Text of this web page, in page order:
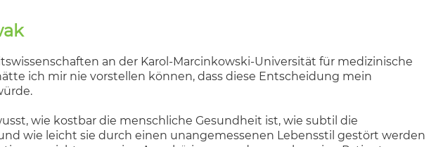
an der Karol-Marcinkowski-Universität für medizinische
ich mir nie vorstellen können, dass diese Entscheidung mein
wie kostbar die menschliche Gesundheit ist, wie subtil die
wie leicht sie durch einen unangemessenen Lebensstil gestört werden